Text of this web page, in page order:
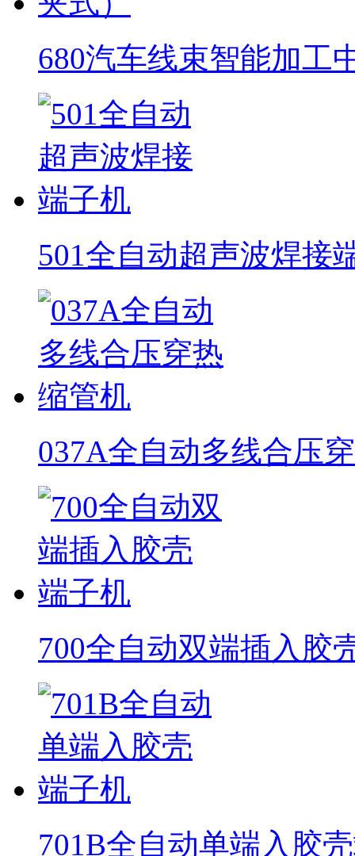
680汽车线束智能加工
501全自动超声波焊接
037A全自动多线合压
700全自动双端插入胶
701B全自动单端入胶